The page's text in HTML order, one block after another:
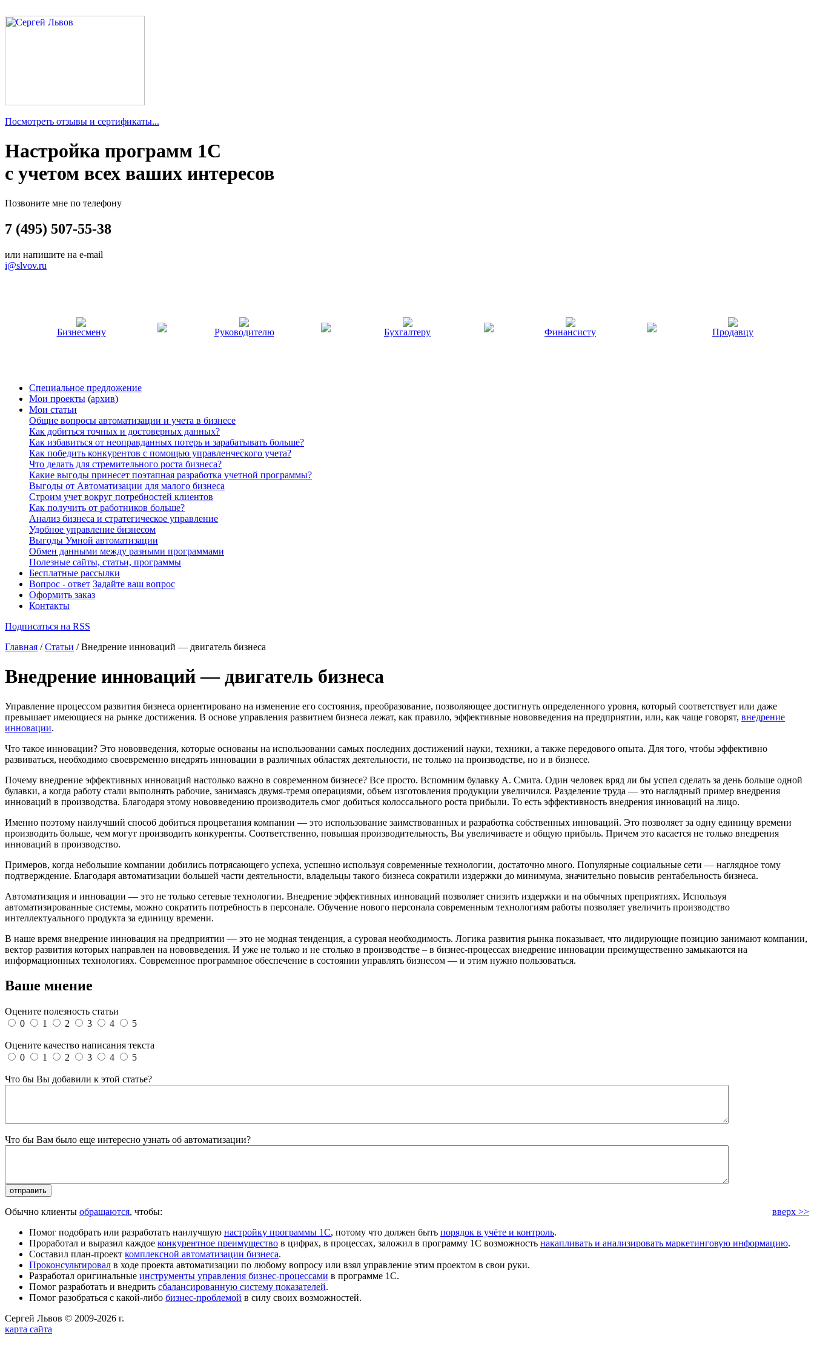
Посмотреть отзывы и сертификаты...
Настройка программ 1С
с учетом всех ваших интересов
Позвоните мне по телефону
7 (495) 507-55-38
или напишите на e-mail
i@slvov.ru
Бизнесмену Руководителю Бухгалтеру Финансисту Продавцу
Специальное предложение
Мои проекты (архив)
Мои статьи
Общие вопросы автоматизации и учета в бизнесе
Как добиться точных и достоверных данных?
Как избавиться от неоправданных потерь и зарабатывать больше?
Как победить конкурентов с помощью управленческого учета?
Что делать для стремительного роста бизнеса?
Какие выгоды принесет поэтапная разработка учетной программы?
Выгоды от Автоматизации для малого бизнеса
Строим учет вокруг потребностей клиентов
Как получить от работников больше?
Анализ бизнеса и стратегическое управление
Удобное управление бизнесом
Выгоды Умной автоматизации
Обмен данными между разными программами
Полезные сайты, статьи, программы
Бесплатные рассылки
Вопрос - ответ Задайте ваш вопрос
Оформить заказ
Контакты
Подписаться на RSS
Главная /Статьи / Внедрение инноваций — двигатель бизнеса
Внедрение инноваций — двигатель бизнеса
Управление процессом развития бизнеса ориентировано на изменение его состояния, преобразование, позволяющее достигнуть определенного уровня, который соответствует или даже
превышает имеющиеся на рынке достижения. В основе управления развитием бизнеса лежат, как правило, эффективные нововведения на предприятии, или, как чаще говорят, внедрение
инновации.
Что такое инновации? Это нововведения, которые основаны на использовании самых последних достижений науки, техники, а также передового опыта. Для того, чтобы эффективно
развиваться, необходимо своевременно внедрять инновации в различных областях деятельности, не только на производстве, но и в бизнесе.
Почему внедрение эффективных инноваций настолько важно в современном бизнесе? Все просто. Вспомним булавку А. Смита. Один человек вряд ли бы успел сделать за день больше одной
булавки, а когда работу стали выполнять рабочие, занимаясь двумя-тремя операциями, объем изготовления продукции увеличился. Разделение труда — это наглядный пример внедрения
инноваций в производства. Благодаря этому нововведению производитель смог добиться колоссального роста прибыли. То есть эффективность внедрения инноваций на лицо.
Именно поэтому наилучший способ добиться процветания компании — это использование заимствованных и разработка собственных инноваций. Это позволяет за одну единицу времени
производить больше, чем могут производить конкуренты. Соответственно, повышая производительность, Вы увеличиваете и общую прибыль. Причем это касается не только внедрения
инноваций в производство.
Примеров, когда небольшие компании добились потрясающего успеха, успешно используя современные технологии, достаточно много. Популярные социальные сети — наглядное тому
подтверждение. Благодаря автоматизации большей части деятельности, владельцы такого бизнеса сократили издержки до минимума, значительно повысив рентабельность бизнеса.
Автоматизация и инновации — это не только сетевые технологии. Внедрение эффективных инноваций позволяет снизить издержки и на обычных преприятиях. Используя
автоматизированные системы, можно сократить потребность в персонале. Обучение нового персонала современным технологиям работы позволяет увеличить производство
интеллектуального продукта за единицу времени.
В наше время внедрение инновация на предприятии — это не модная тенденция, а суровая необходимость. Логика развития рынка показывает, что лидирующие позицию занимают компании,
вектор развития которых направлен на нововведения. И уже не только и не столько в производстве – в бизнес-процессах внедрение инновации преимущественно замыкаются на
информационных технологиях. Современное программное обеспечение в состоянии управлять бизнесом — и этим нужно пользоваться.
Ваше мнение
Оцените полезность статьи
0
1 2 3 4 5
Оцените качество написания текста
0
1 2 3 4 5
Что бы Вы добавили к этой статье?
Что бы Вам было еще интересно узнать об автоматизации?
вверх >>
Обычно клиенты обращаются, чтобы:
Помог подобрать или разработать наилучшую настройку программы 1С, потому что должен быть порядок в учёте и контроль.
Проработал и выразил каждое конкурентное преимущество в цифрах, в процессах, заложил в программу 1С возможность накапливать и анализировать маркетинговую информацию.
Составил план-проект комплексной автоматизации бизнеса.
Проконсультировал в ходе проекта автоматизации по любому вопросу или взял управление этим проектом в свои руки.
Разработал оригинальные инструменты управления бизнес-процессами в программе 1С.
Помог разработать и внедрить сбалансированную систему показателей.
Помог разобраться с какой-либо бизнес-проблемой в силу своих возможностей.
Сергей Львов © 2009-2026 г.
карта сайта